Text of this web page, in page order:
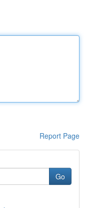
Report Page
Go